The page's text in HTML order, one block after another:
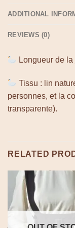
ADDITIONAL
REVIEWS (0)
Longueur de
Tissu : lin
personnes, et la
transparente).
RELATED